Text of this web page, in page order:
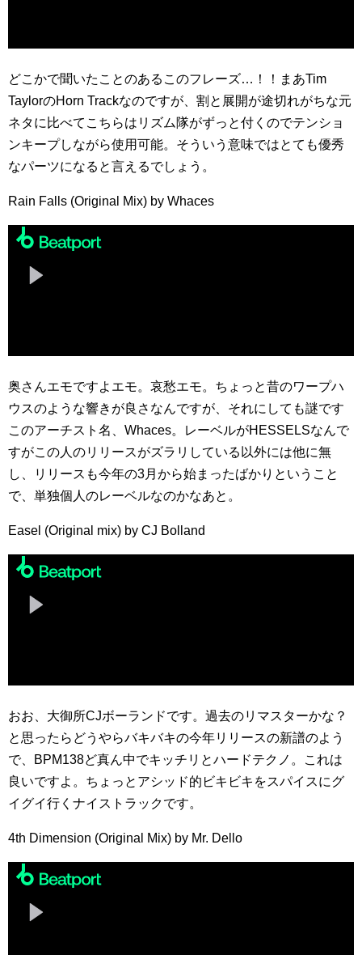
どこかで聞いたことのあるこのフレーズ…！！まあTim
TaylorのHorn Trackなのですが、割と展開が途切れがちな元
ネタに比べてこちらはリズム隊がずっと付くのでテンショ
ンキープしながら使用可能。そういう意味ではとても優秀
なパーツになると言えるでしょう。
Rain Falls (Original Mix) by Whaces
奥さんエモですよエモ。哀愁エモ。ちょっと昔のワープハ
ウスのような響きが良さなんですが、それにしても謎です
このアーチスト名、Whaces。レーベルがHESSELSなんで
すがこの人のリリースがズラリしている以外には他に無
し、リリースも今年の3月から始まったばかりということ
で、単独個人のレーベルなのかなあと。
Easel (Original mix) by CJ Bolland
おお、大御所CJボーランドです。過去のリマスターかな？
と思ったらどうやらバキバキの今年リリースの新譜のよう
で、BPM138ど真ん中でキッチリとハードテクノ。これは
良いですよ。ちょっとアシッド的ビキビキをスパイスにグ
イグイ行くナイストラックです。
4th Dimension (Original Mix) by Mr. Dello